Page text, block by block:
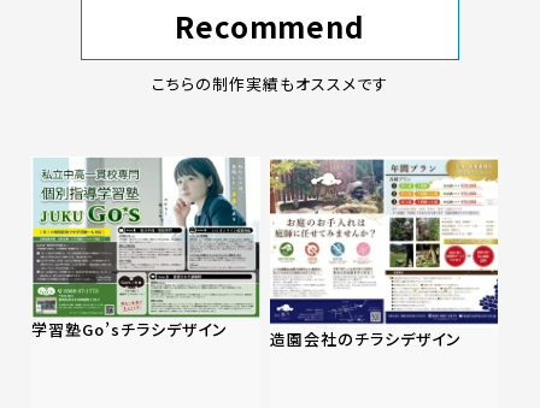
Recommend
こちらの制作実績もオススメです
学習塾Go’sチラシデザイン 造園会社のチラシデザイン